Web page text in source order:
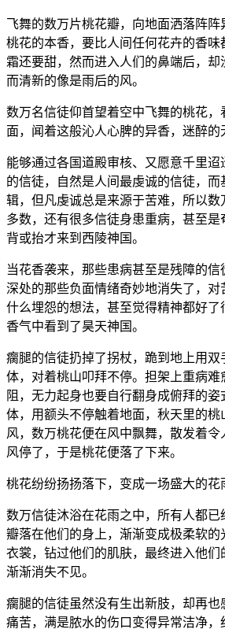
飞舞的数万片桃花瓣，向地面洒落阵
桃花的本香，要比人间任何花卉的香
霜还要甜，然而进入人们的鼻端后，却
而清新的像是雨后的风。
数万名信徒仰首望着空中飞舞的桃花，
面，闻着这般沁人心脾的异香，迷醉的
能够通过各国道殿审核、又愿意千里
的信徒，自然是人间最虔诚的信徒，
辑，但凡虔诚总是来源于苦难，所以数
多数，还有很多信徒身患重病，甚至
背或抬才来到西陵神国。
当花香袭来，那些患病甚至是残障的
深处的那些负面情绪奇妙地消失了，对
什么埋怨的想法，甚至觉得精神都好了
香气中看到了昊天神国。
瘸腿的信徒扔掉了拐杖，跪到地上用双
体，对着桃山叩拜不停。担架上重病难
阻，无力起身也要自行翻身成俯拜的姿
体，用额头不停触着地面，秋天里的
风，数万桃花便在风中飘舞，散发着令
风停了，于是桃花便落了下来。
桃花纷纷扬扬落下，变成一场盛大的花
数万信徒沐浴在花雨之中，所有人都
瓣落在他们的身上，渐渐变成极柔软的
衣裳，钻过他们的肌肤，最终进入他们
渐渐消失不见。
瘸腿的信徒虽然没有生出新肢，却再也
痛苦，满是脓水的伤口变得异常洁净